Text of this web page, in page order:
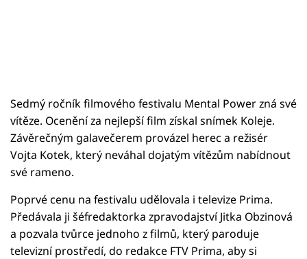
Sedmý ročník filmového festivalu Mental Power zná své
vítěze. Ocenění za nejlepší film získal snímek Koleje.
Závěrečným galavečerem provázel herec a režisér
Vojta Kotek, který neváhal dojatým vítězům nabídnout
své rameno.
Poprvé cenu na festivalu udělovala i televize Prima.
Předávala ji šéfredaktorka zpravodajství Jitka Obzinová
a pozvala tvůrce jednoho z filmů, který paroduje
televizní prostředí, do redakce FTV Prima, aby si